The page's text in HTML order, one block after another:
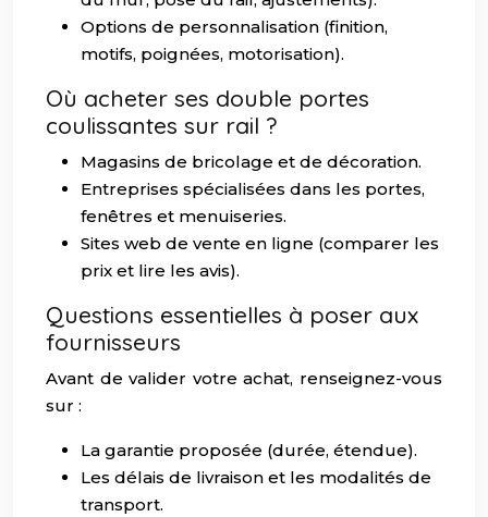
Options de personnalisation (finition,
motifs, poignées, motorisation).
Où acheter ses double portes
coulissantes sur rail ?
Magasins de bricolage et de décoration.
Entreprises spécialisées dans les portes,
fenêtres et menuiseries.
Sites web de vente en ligne (comparer les
prix et lire les avis).
Questions essentielles à poser aux
fournisseurs
Avant de valider votre achat, renseignez-vous
sur :
La garantie proposée (durée, étendue).
Les délais de livraison et les modalités de
transport.